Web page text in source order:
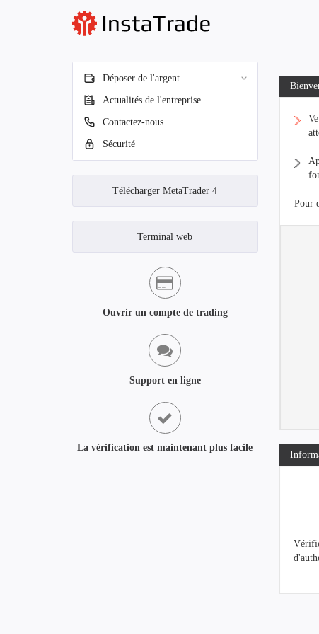
Déposer de l'argent
Actualités de l'entreprise
Contactez-nous
Sécurité
Télécharger MetaTrader 4
Terminal web
Ouvrir un compte de trading
Support en ligne
La vérification est maintenant plus facile
Pour